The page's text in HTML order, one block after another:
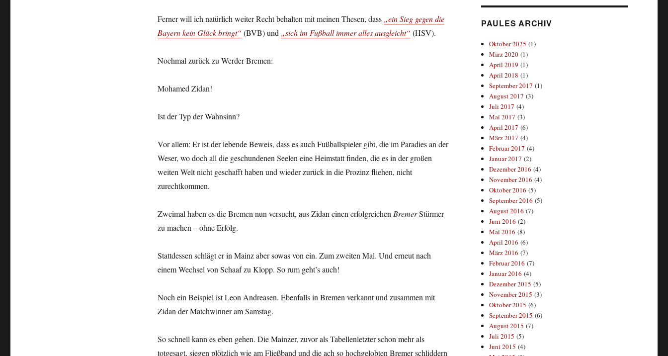
Ferner will ich natürlich weiter Recht behalten mit meinen Thesen, dass „ein Sieg gegen die
Bayern kein Glück bringt“ (BVB) und „sich im Fußball immer alles ausgleicht“ (HSV).
Nochmal zurück zu Werder Bremen:
Mohamed Zidan!
Ist der Typ der Wahnsinn?
Vor allem: Er ist der lebende Beweis, dass es auch Fußballspieler gibt, die im Paradies an der
Weser, wo doch all die geschundenen Seelen eine Heimstatt finden, die es in der großen
weiten Welt nicht geschafft haben und wieder zurück in die Prozinz fliehen, nicht
zurechtkommen.
Zweimal haben es die Bremen nun versucht, aus Zidan einen erfolgreichenBremerStürmer
zu machen – ohne Erfolg.
Stattdessen schlägt er in Mainz aber sowas von ein. Zum zweiten Mal. Und erneut nach
einem Wechsel von Schaaf zu Klopp. So rum geht’s auch!
Noch ein Beispiel ist Leon Andreasen. Ebenfalls in Bremen verkannt und zusammen mit
Zidan der Matchwinner am Samstag.
So schnell kann es eben gehen. Die Mainzer, zuvor als Tabellenletzter schon mehr als
totgesagt, siegen plötzlich wie am Fließband und die ach so hochgelobten Bremer schliddern
PAULES ARCHIV
Oktober 2025 (1)
März 2020 (1)
April 2019 (1)
April 2018 (1)
September 2017 (1)
August 2017 (3)
Juli 2017 (4)
Mai 2017 (3)
April 2017 (6)
März 2017 (4)
Februar 2017 (4)
Januar 2017 (2)
Dezember 2016 (4)
November 2016 (4)
Oktober 2016 (5)
September 2016 (5)
August 2016 (7)
Juni 2016 (2)
Mai 2016 (8)
April 2016 (6)
März 2016 (7)
Februar 2016 (7)
Januar 2016 (4)
Dezember 2015 (5)
November 2015 (3)
Oktober 2015 (6)
September 2015 (6)
August 2015 (7)
Juli 2015 (5)
Juni 2015 (4)